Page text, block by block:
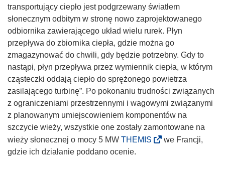
)
d
n
o
ś
n
i
k
o
t
w
o
r
transportujący ciepło jest podgrzewany światłem
słonecznym odbitym w stronę nowo zaprojektowanego
odbiornika zawierającego układ wielu rurek. Płyn
przepływa do zbiornika ciepła, gdzie można go
zmagazynować do chwili, gdy będzie potrzebny. Gdy to
nastąpi, płyn przepływa przez wymiennik ciepła, w którym
cząsteczki oddają ciepło do sprężonego powietrza
zasilającego turbinę”. Po pokonaniu trudności związanych
z ograniczeniami przestrzennymi i wagowymi związanymi
z planowanym umiejscowieniem komponentów na
szczycie wieży, wszystkie one zostały zamontowane na
wieży słonecznej o mocy 5 MW THEMIS
we Francji,
gdzie ich działanie poddano ocenie.